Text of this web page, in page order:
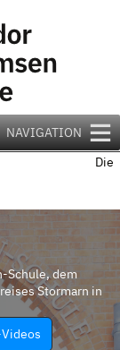
NAVIGATION
Schule, dem
Stormarn in